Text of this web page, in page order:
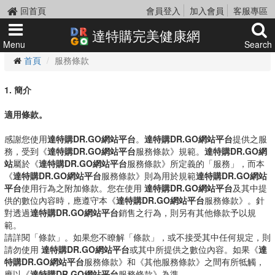
回首頁 會員登入 加入會員 客服專區
Menu 達特購完美健康網
Search
首頁
服務條款
1. 簡介
適用條款。
感謝您使用達特購DR.GO網站平台。 達特購DR.GO網站平台提供之服
務，受到《達特購DR.GO網站平台服務條款》規範。 達特購DR.GO網
站屬於《達特購DR.GO網站平台服務條款》所定義的「服務」，而本
《達特購DR.GO網站平台服務條款》則為用於規範達特購DR.GO網站
平台使用行為之附加條款。您在使用 達特購DR.GO網站平台及其中提
供的數位內容時，應遵守本《達特購DR.GO網站平台服務條款》。針
對透過達特購DR.GO網站平台銷售之行為，則另有其他條款予以規
範。
請詳閱「條款」。如果您不瞭解「條款」，或不接受其中任何規定，則
請勿使用 達特購DR.GO網站平台或其中所提供之數位內容。如果《達
特購DR.GO網站平台服務條款》和《其他服務條款》之間有所牴觸，